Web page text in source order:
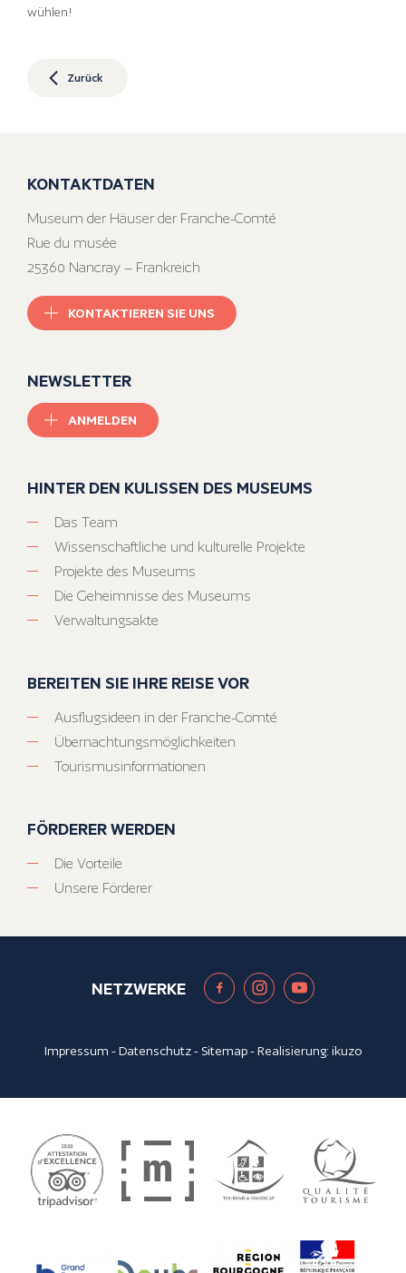
wühlen!
Zurück
KONTAKTDATEN
Museum der Häuser der Franche-Comté
Rue du musée
25360 Nancray – Frankreich
KONTAKTIEREN SIE UNS
NEWSLETTER
ANMELDEN
HINTER DEN KULISSEN DES MUSEUMS
Das Team
Wissenschaftliche und kulturelle Projekte
Projekte des Museums
Die Geheimnisse des Museums
Verwaltungsakte
BEREITEN SIE IHRE REISE VOR
Ausflugsideen in der Franche-Comté
Übernachtungsmöglichkeiten
Tourismusinformationen
FÖRDERER WERDEN
Die Vorteile
Unsere Förderer
NETZWERKE
Impressum -Datenschutz- Sitemap- Realisierung:ikuzo